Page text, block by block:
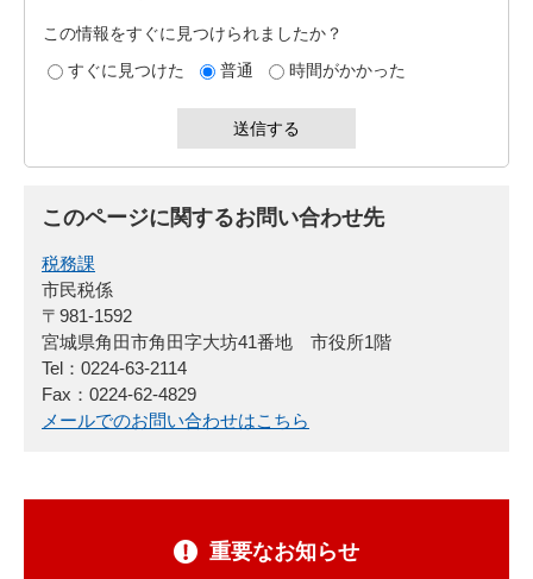
この情報をすぐに見つけられましたか？
すぐに見つけた
普通 時間がかかった
このページに関するお問い合わせ先
税務課
市民税係
〒981-1592
宮城県角田市角田字大坊41番地 市役所1階
Tel：0224-63-2114
Fax：0224-62-4829
メールでのお問い合わせはこちら
重要なお知らせ